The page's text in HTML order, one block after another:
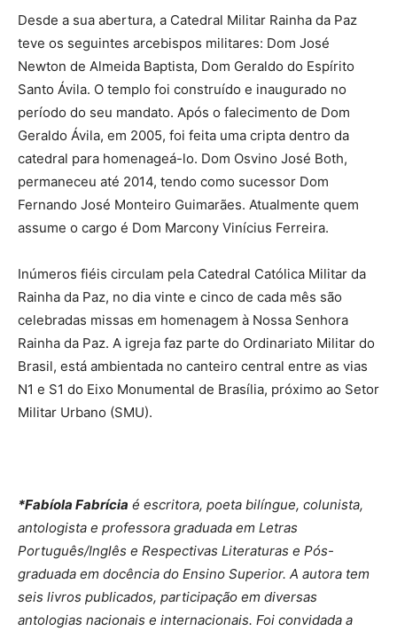
Desde a sua abertura, a Catedral Militar Rainha da Paz
teve os seguintes arcebispos militares: Dom José
Newton de Almeida Baptista, Dom Geraldo do Espírito
Santo Ávila. O templo foi construído e inaugurado no
período do seu mandato. Após o falecimento de Dom
Geraldo Ávila, em 2005, foi feita uma cripta dentro da
catedral para homenageá-lo. Dom Osvino José Both,
permaneceu até 2014, tendo como sucessor Dom
Fernando José Monteiro Guimarães. Atualmente quem
assume o cargo é Dom Marcony Vinícius Ferreira.
Inúmeros fiéis circulam pela Catedral Católica Militar da
Rainha da Paz, no dia vinte e cinco de cada mês são
celebradas missas em homenagem à Nossa Senhora
Rainha da Paz. A igreja faz parte do Ordinariato Militar do
Brasil, está ambientada no canteiro central entre as vias
N1 e S1 do Eixo Monumental de Brasília, próximo ao Setor
Militar Urbano (SMU).
*Fabíola Fabrícia é escritora, poeta bilíngue, colunista,
antologista e professora graduada em Letras
Português/Inglês e Respectivas Literaturas e Pós-
graduada em docência do Ensino Superior. A autora tem
seis livros publicados, participação em diversas
antologias nacionais e internacionais. Foi convidada a